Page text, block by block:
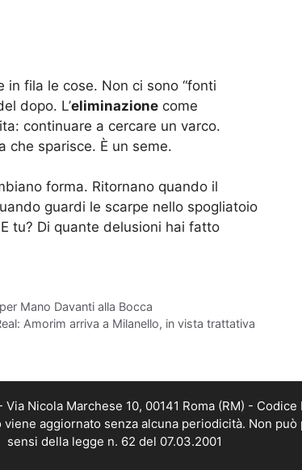
fila le cose. Non ci sono “fonti
dopo. L’eliminazione come
continuare a cercare un varco.
che sparisce. È un seme.
forma. Ritornano quando il
guardi le scarpe nello spogliatoio
tu? Di quante delusioni hai fatto
Mano Davanti alla Bocca
Amorim arriva a Milanello, in vista trattativa
Nicola Marchese 10, 00141 Roma (RM) - Codice
aggiornato senza alcuna periodicità. Non
sensi della legge n. 62 del 07.03.2001